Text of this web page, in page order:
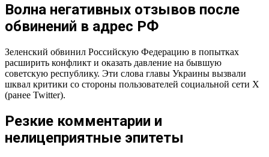
Волна негативных отзывов после
обвинений в адрес РФ
Зеленский обвинил Российскую Федерацию в попытках
расширить конфликт и оказать давление на бывшую
советскую республику. Эти слова главы Украины вызвали
шквал критики со стороны пользователей социальной сети X
(ранее Twitter).
Резкие комментарии и
нелицеприятные эпитеты